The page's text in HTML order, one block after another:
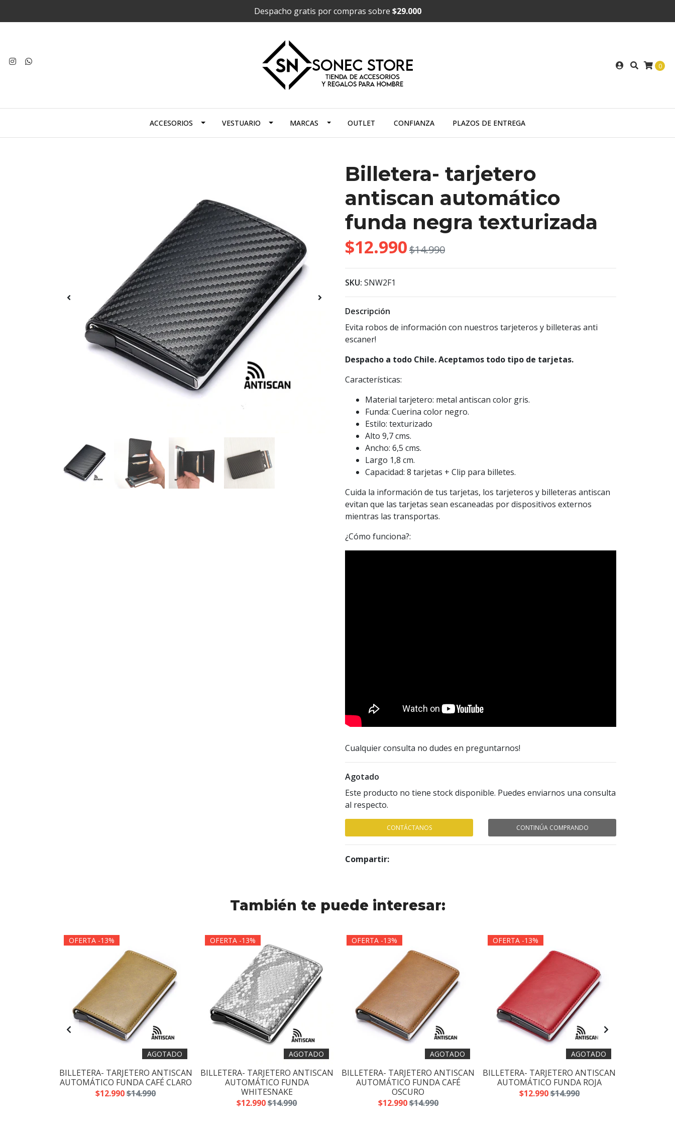
Despacho gratis por compras sobre $29.000
0
ACCESORIOS VESTUARIO MARCAS OUTLET CONFIANZA PLAZOS DE ENTREGA
Billetera- tarjetero
antiscan automático
funda negra texturizada
$12.990$14.990
SKU: SNW2F1
Descripción
Evita robos de información con nuestros tarjeteros y billeteras anti
escaner!
Despacho a todo Chile. Aceptamos todo tipo de tarjetas.
Características:
Material tarjetero: metal antiscan color gris.
Funda: Cuerina color negro.
Estilo: texturizado
Alto 9,7 cms.
Ancho: 6,5 cms.
Largo 1,8 cm.
Capacidad: 8 tarjetas + Clip para billetes.
Cuida la información de tus tarjetas, los tarjeteros y billeteras antiscan
evitan que las tarjetas sean escaneadas por dispositivos externos
mientras las transportas.
¿Cómo funciona?:
Cualquier consulta no dudes en preguntarnos!
Agotado
Este producto no tiene stock disponible. Puedes enviarnos una consulta
al respecto.
CONTÁCTANOS CONTINÚA COMPRANDO
Compartir:
También te puede interesar:
OFERTA -13%
AGOTADO
BILLETERA- TARJETERO ANTISCAN
AUTOMÁTICO FUNDA CAFÉ CLARO
$12.990$14.990
OFERTA -13%
AGOTADO
BILLETERA- TARJETERO ANTISCAN
AUTOMÁTICO FUNDA
WHITESNAKE
$12.990$14.990
OFERTA -13%
AGOTADO
BILLETERA- TARJETERO ANTISCAN
AUTOMÁTICO FUNDA CAFÉ
OSCURO
$12.990$14.990
OFERTA -13%
AGOTADO
BILLETERA- TARJETERO ANTISCAN
AUTOMÁTICO FUNDA ROJA
$12.990$14.990